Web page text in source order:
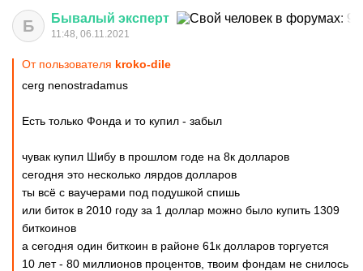
Б Бывалый эксперт
11:48, 06.11.2021
От пользователя kroko-dile
cerg nenostradamus
Есть только Фонда и то купил - забыл
чувак купил Шибу в прошлом годе на 8к долларов
сегодня это несколько лярдов долларов
ты всё с ваучерами под подушкой спишь
или биток в 2010 году за 1 доллар можно было купить 1309
биткоинов
а сегодня один биткоин в районе 61к долларов торгуется
10 лет - 80 миллионов процентов, твоим фондам не снилось